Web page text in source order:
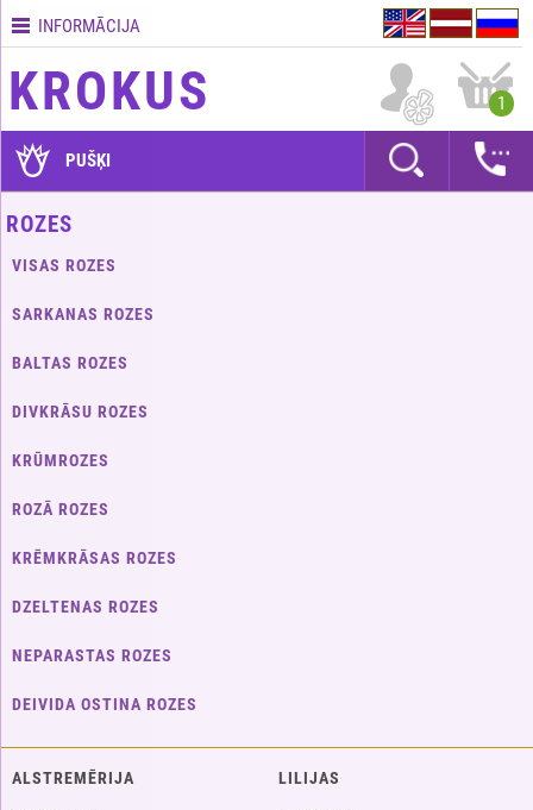
Kontakti
Piegādes
GARANTIJAS
apmaksāt?
Kā
pasūtījumu?
INFORMĀCIJA
KROKUS 1
PUŠĶI
ROZES
VISAS ROZES
SARKANAS ROZES
BALTAS ROZES
DIVKRĀSU ROZES
KRŪMROZES
ROZĀ ROZES
KRĒMKRĀSAS ROZES
DZELTENAS ROZES
NEPARASTAS ROZES
DEIVIDA OSTINA ROZES
ALSTREMĒRIJA LILIJAS